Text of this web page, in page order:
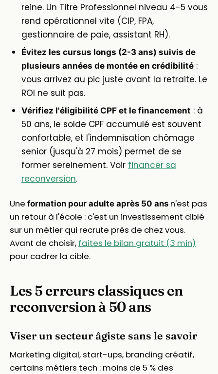
reine. Un Titre Professionnel niveau 4-5 vous
rend opérationnel vite (CIP, FPA,
gestionnaire de paie, assistant RH).
Évitez les cursus longs (2-3 ans) suivis de
plusieurs années de montée en crédibilité :
vous arrivez au pic juste avant la retraite. Le
ROI ne suit pas.
Vérifiez l'éligibilité CPF et le financement : à
50 ans, le solde CPF accumulé est souvent
confortable, et l'indemnisation chômage
senior (jusqu'à 27 mois) permet de se
former sereinement. Voir financer sa
reconversion.
Une formation pour adulte après 50 ans n'est pas
un retour à l'école : c'est un investissement ciblé
sur un métier qui recrute près de chez vous.
Avant de choisir, faites le bilan gratuit (3 min)
pour cadrer la cible.
Les 5 erreurs classiques en
reconversion à 50 ans
Viser un secteur âgiste sans le savoir
Marketing digital, start-ups, branding créatif,
certains métiers tech : moins de 5 % des